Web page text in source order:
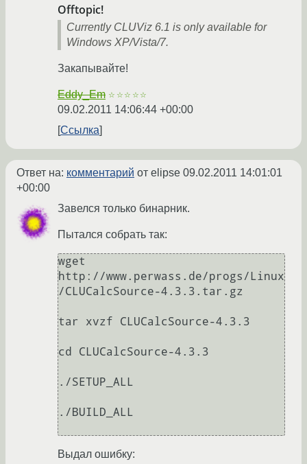
Offtopic!
Currently CLUViz 6.1 is only available for
Windows XP/Vista/7.
Закапывайте!
Eddy_Em ☆☆☆☆☆
09.02.2011 14:06:44 +00:00
Ссылка
Ответ на: комментарий от elipse 09.02.2011 14:01:01
+00:00
Завелся только бинарник.
Пытался собрать так:
wget
http://www.perwass.de/progs/Linux
/CLUCalcSource-4.3.3.tar.gz
tar xvzf CLUCalcSource-4.3.3
cd CLUCalcSource-4.3.3
./SETUP_ALL
./BUILD_ALL
Выдал ошибку: